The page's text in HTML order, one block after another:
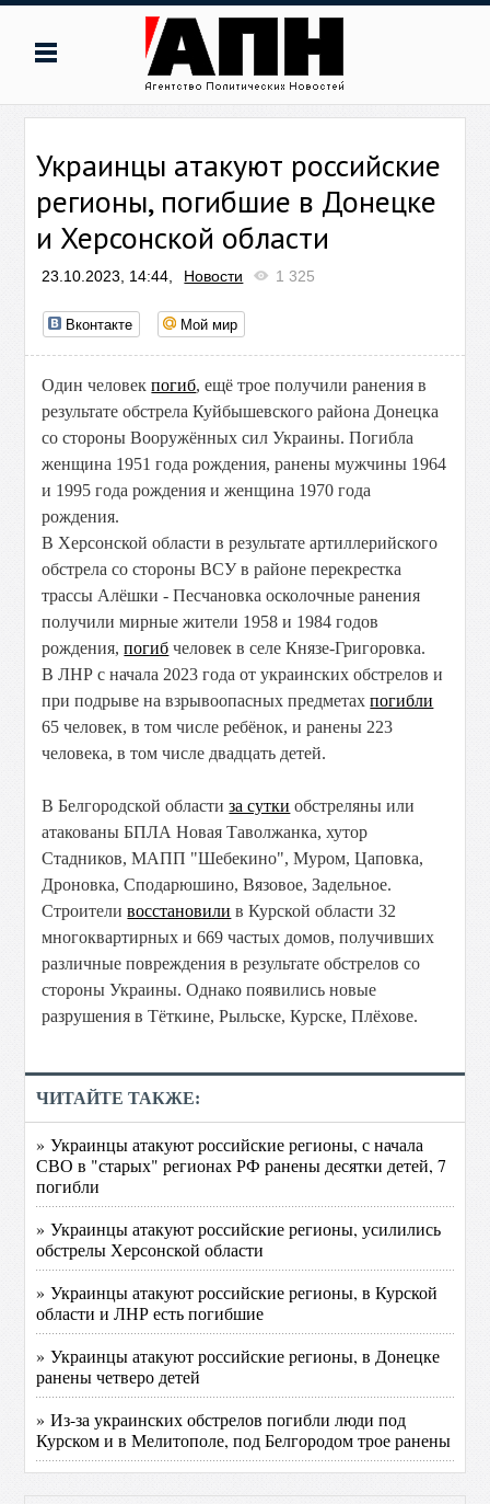
Украинцы атакуют российские
регионы, погибшие в Донецке
и Херсонской области
23.10.2023, 14:44, Новости 1 325
Вконтакте Мой мир
Один человекпогиб, ещё трое получили ранения в
результате обстрела Куйбышевского района Донецка
со стороны Вооружённых сил Украины. Погибла
женщина 1951 года рождения, ранены мужчины 1964
и 1995 года рождения и женщина 1970 года
рождения.
В Херсонской области в результате артиллерийского
обстрела со стороны ВСУ в районе перекрестка
трассы Алёшки - Песчановка осколочные ранения
получили мирные жители 1958 и 1984 годов
рождения,погиб человек в селе Князе-Григоровка.
В ЛНР с начала 2023 года от украинских обстрелов и
при подрыве на взрывоопасных предметахпогибли
65 человек, в том числе ребёнок, и ранены 223
человека, в том числе двадцать детей.
В Белгородской областиза сутки обстреляны или
атакованы БПЛА Новая Таволжанка, хутор
Стадников, МАПП "Шебекино", Муром, Цаповка,
Дроновка, Сподарюшино, Вязовое, Задельное.
Строителивосстановили в Курской области 32
многоквартирных и 669 частых домов, получивших
различные повреждения в результате обстрелов со
стороны Украины. Однако появились новые
разрушения в Тёткине, Рыльске, Курске, Плёхове.
ЧИТАЙТЕ ТАКЖЕ:
» Украинцы атакуют российские регионы, с начала
СВО в "старых" регионах РФ ранены десятки детей, 7
погибли
» Украинцы атакуют российские регионы, усилились
обстрелы Херсонской области
» Украинцы атакуют российские регионы, в Курской
области и ЛНР есть погибшие
» Украинцы атакуют российские регионы, в Донецке
ранены четверо детей
» Из-за украинских обстрелов погибли люди под
Курском и в Мелитополе, под Белгородом трое ранены